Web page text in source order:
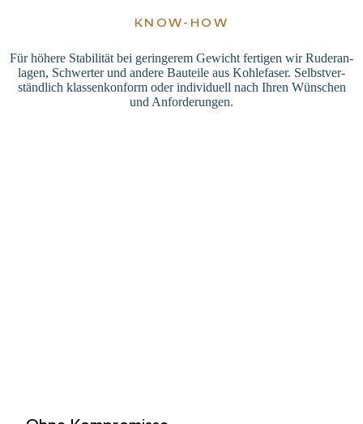
KNOW-HOW
Für höhere Sta­bi­li­tät bei gerin­ge­rem Gewicht fer­ti­gen wir Ruder­an­
la­gen, Schwer­ter und andere Bau­teile aus Koh­le­fa­ser. Selbst­ver­
ständ­lich klas­sen­kon­form oder indi­vi­du­ell nach Ihren Wün­schen
und Anforderungen.